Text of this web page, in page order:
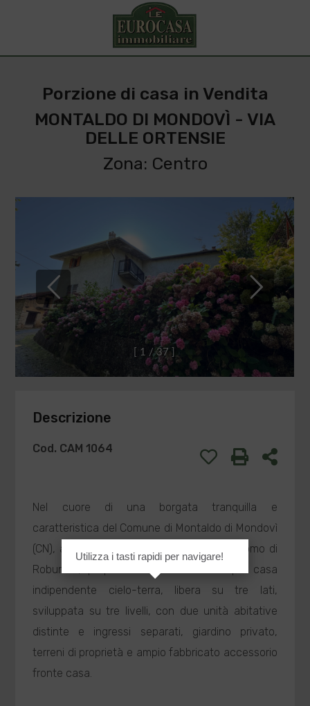
Porzione di casa in Vendita
MONTALDO DI MONDOVÌ - VIA
DELLE ORTENSIE
Zona: Centro
1 / 3 7
Descrizione
Cod. CAM 1064
Nel cuore di una borgata tranquilla e
caratteristica del Comune di Montaldo di Mondovì
(CN), a pochi minuti dal centro di San Giacomo di
Roburent, proponiamo in
ampia casa
indipendente cielo-terra, libera su tre lati,
sviluppata su tre livelli, con due unità abitative
distinte e ingressi separati, giardino privato,
terreni di proprietà e ampio fabbricato accessorio
fronte casa.
Utilizza i tasti rapidi per navigare!